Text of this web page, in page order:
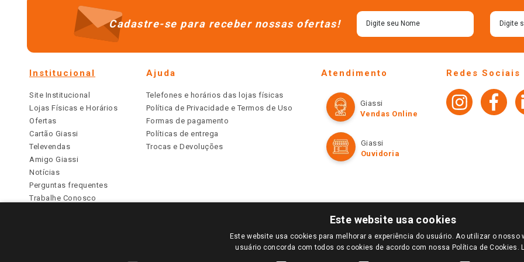
Cadastre-se para receber nossas ofertas!
Institucional
Site Institucional
Lojas Físicas e Horários
Ofertas
Cartão Giassi
Televendas
Amigo Giassi
Notícias
Perguntas frequentes
Trabalhe Conosco
Ajuda
Telefones e horários das lojas físicas
Política de Privacidade e Termos de Uso
Formas de pagamento
Políticas de entrega
Trocas e Devoluções
Atendimento
Giassi
Vendas Online
Giassi
Ouvidoria
Redes Sociais
PARA VER OS PREÇOS DA SUA REGIÃO, FAÇA LOGIN E SELECIONE A LOJA DE SUA PREFERÊNCIA. SOMENTE APÓS O LOGIN, OS PREÇOS
TODOS OS PREÇOS E CONDIÇÕES COMERCIAIS DESTE SITE SÃO VÁLIDOS APENAS PARA COMPRAS REALIZADAS NO GIASSI.COM.BR E NA LOJA
Este website usa cookies
Este website usa cookies para melhorar a experiência do usuário. Ao utilizar o nosso
usuário concorda com todos os cookies de acordo com nossa Política de Cookies.